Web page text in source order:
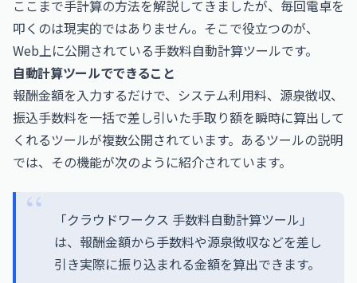
ここまで手計算の方法を解説してきましたが、毎回電卓を
叩くのは現実的ではありません。そこで役立つのが、
Web上に公開されている手数料自動計算ツールです。
自動計算ツールでできること
報酬金額を入力するだけで、システム利用料、源泉徴収、
振込手数料を一括で差し引いた手取り額を瞬時に算出して
くれるツールが複数公開されています。あるツールの説明
では、その機能が次のように紹介されています。
「クラウドワークス 手数料自動計算ツール」
は、報酬金額から手数料や源泉徴収などを差し
引き実際に振り込まれる金額を算出できます。